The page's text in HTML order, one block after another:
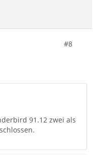
#8
91.12 zwei als